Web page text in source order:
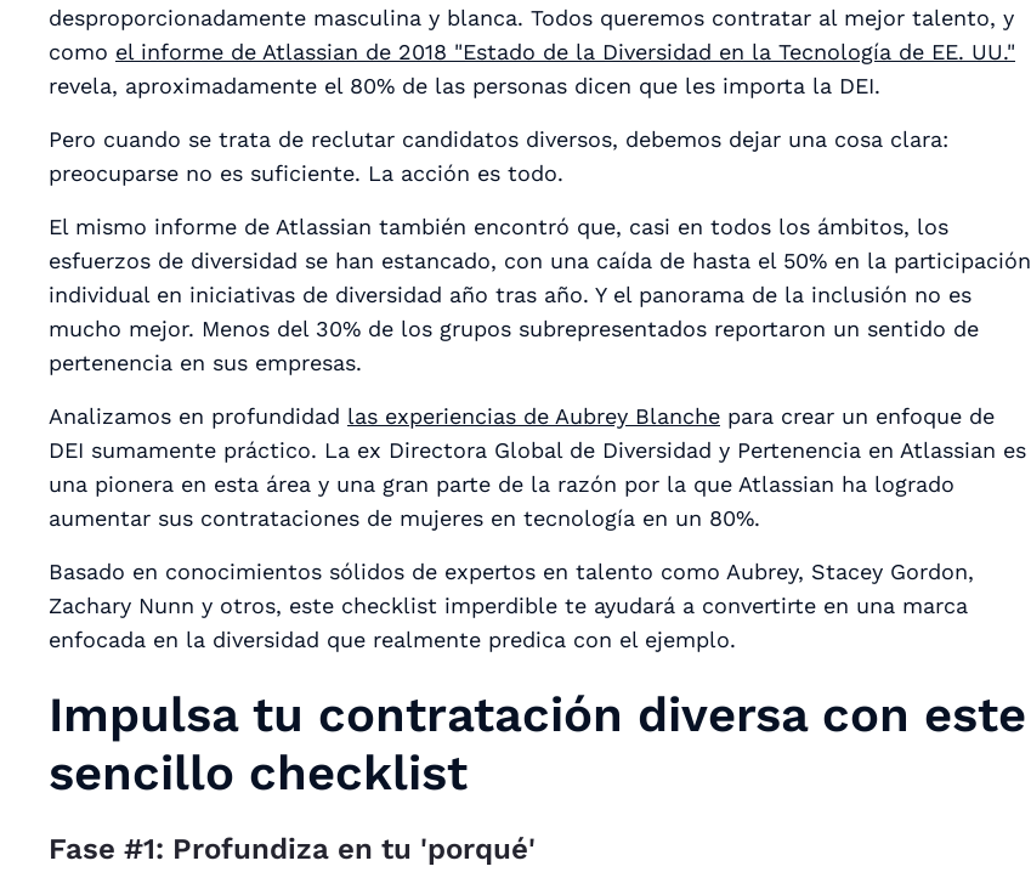
desproporcionadamente masculina y blanca. Todos queremos contratar al mejor talento, y
como el informe de Atlassian de 2018 "Estado de la Diversidad en la Tecnología de EE. UU."
revela, aproximadamente el 80% de las personas dicen que les importa la DEI.
Pero cuando se trata de reclutar candidatos diversos, debemos dejar una cosa clara:
preocuparse no es suficiente. La acción es todo.
El mismo informe de Atlassian también encontró que, casi en todos los ámbitos, los
esfuerzos de diversidad se han estancado, con una caída de hasta el 50% en la participación
individual en iniciativas de diversidad año tras año. Y el panorama de la inclusión no es
mucho mejor. Menos del 30% de los grupos subrepresentados reportaron un sentido de
pertenencia en sus empresas.
Analizamos en profundidad las experiencias de Aubrey Blanche para crear un enfoque de
DEI sumamente práctico. La ex Directora Global de Diversidad y Pertenencia en Atlassian es
una pionera en esta área y una gran parte de la razón por la que Atlassian ha logrado
aumentar sus contrataciones de mujeres en tecnología en un 80%.
Basado en conocimientos sólidos de expertos en talento como Aubrey, Stacey Gordon,
Zachary Nunn y otros, este checklist imperdible te ayudará a convertirte en una marca
enfocada en la diversidad que realmente predica con el ejemplo.
Impulsa tu contratación diversa con este
sencillo checklist
Fase #1: Profundiza en tu 'porqué'